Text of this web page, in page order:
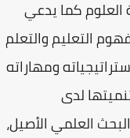
العلوم كما يدعي
التعليم والتعلم
ومهاراته
لدى
العلمي الأصيل،